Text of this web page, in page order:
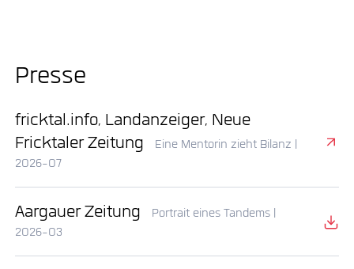
Presse
fricktal.info, Landanzeiger, Neue
Fricktaler Zeitung
Eine Mentorin zieht Bilanz |
2026-07
Aargauer Zeitung
Portrait eines Tandems |
2026-03